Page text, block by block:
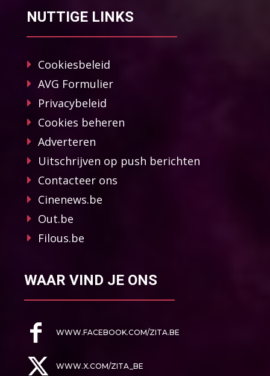
NUTTIGE LINKS
Cookiesbeleid
AVG Formulier
Privacybeleid
Cookies beheren
Adverteren
Uitschrijven op push berichten
Contacteer ons
Cinenews.be
Out.be
Filous.be
WAAR VIND JE ONS
WWW.FACEBOOK.COM/ZITA.BE
WWW.X.COM/ZITA_BE